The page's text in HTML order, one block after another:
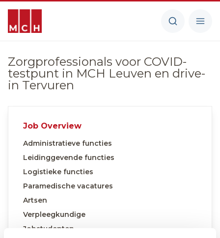
Zorgprofessionals voor COVID-
testpunt in MCH Leuven en drive-
in Tervuren
Job Overview
Administratieve functies
Leidinggevende functies
Logistieke functies
Paramedische vacatures
Artsen
Verpleegkundige
Jobstudenten